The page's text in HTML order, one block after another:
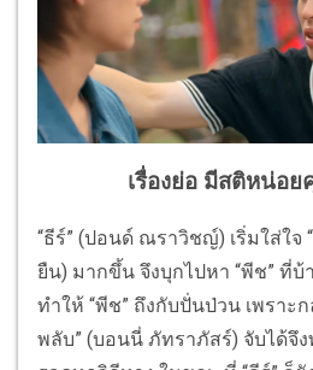
เรื่องย่อ มีสติหน่อย
“ธีร์” (ปอนด์ ณราวิชญ์) เริ่มใส่ใจ
ยืน) มากขึ้น จึงบุกไปหา “พีช” ที่
ทำให้ “พีช” ถึงกับปั่นป่วน เพราะ
พลับ” (บอนนี่ ภัทราภัสร์) จับได้จึ